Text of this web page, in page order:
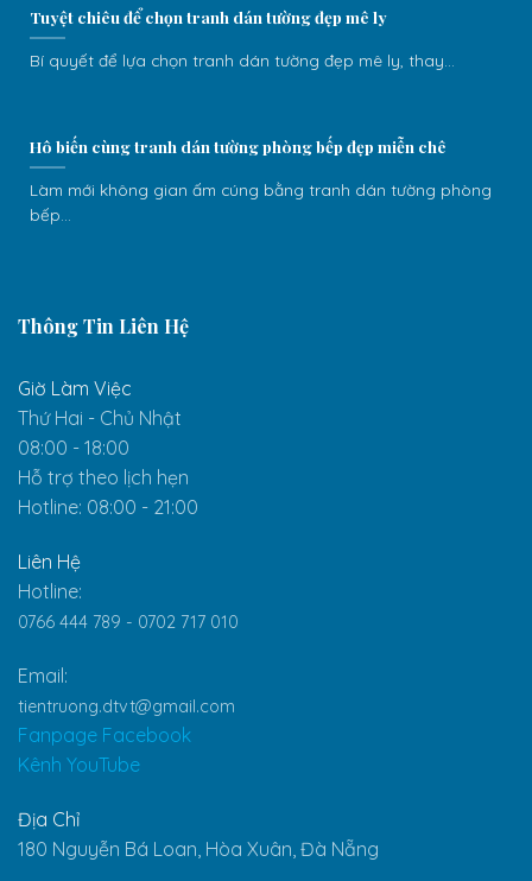
Tuyệt chiêu để chọn tranh dán tường đẹp mê ly
Bí quyết để lựa chọn tranh dán tường đẹp mê ly, thay...
Hô biến cùng tranh dán tường phòng bếp đẹp miễn chê
Làm mới không gian ấm cúng bằng tranh dán tường phòng
bếp...
Thông Tin Liên Hệ
Giờ Làm Việc
Thứ Hai - Chủ Nhật
08:00 - 18:00
Hỗ trợ theo lịch hẹn
Hotline: 08:00 - 21:00
Liên Hệ
Hotline:
0766 444 789 - 0702 717 010
Email:
tientruong.dtvt@gmail.com
Fanpage Facebook
Kênh YouTube
Địa Chỉ
180 Nguyễn Bá Loan, Hòa Xuân, Đà Nẵng